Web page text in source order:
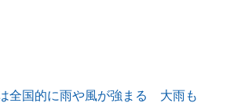
全国的に雨や風が強まる 大雨も